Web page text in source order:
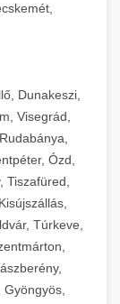
Dunakeszi,
Visegrád,
Ózd,
Tiszafüred,
Túrkeve,